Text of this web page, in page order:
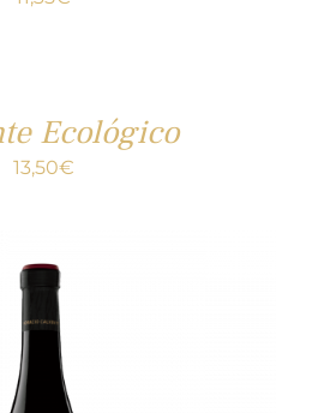
Ecológico
13,50€